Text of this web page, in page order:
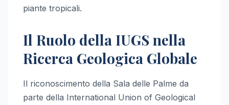
piante tropicali.
Il Ruolo della IUGS nella
Ricerca Geologica Globale
Il riconoscimento della Sala delle Palme da
parte della International Union of Geological